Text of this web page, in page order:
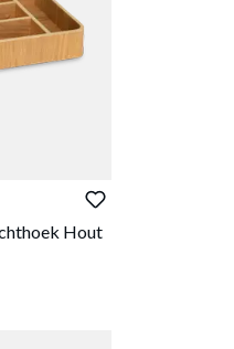
Hout